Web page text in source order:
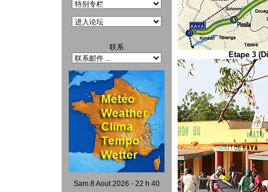
联系
Sam 8 Aout 2026 - 22 h 40
Etape 3